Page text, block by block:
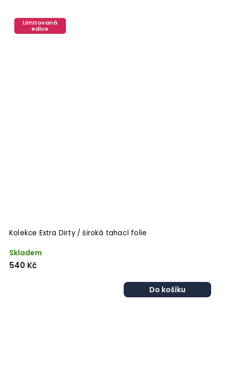
Limitovaná
edice
Kolekce Extra Dirty / široká tahací folie
Skladem
540 Kč
Do košíku